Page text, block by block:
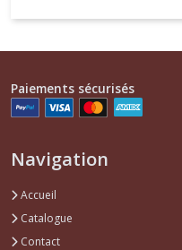
Paiements sécurisés
Navigation
Accueil
Catalogue
Contact